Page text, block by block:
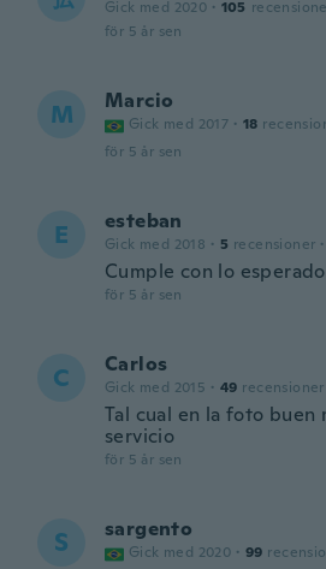
Gick med 2020 · 105
för 5 år sen
M Marcio
Gick med 2017 · 18
för 5 år sen
E esteban
Gick med 2018 · 5 recensioner ·
Cumple con lo esperado
för 5 år sen
C Carlos
Gick med 2015 · 49 recensioner
Tal cual en la foto buen
servicio
för 5 år sen
S sargento
Gick med 2020 · 99